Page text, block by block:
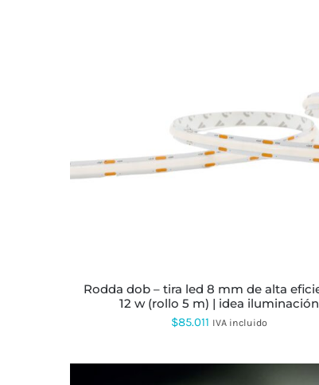
rodda dob – tira led 8 mm de alta eficiencia |
12 w (rollo 5 m) | idea iluminación
$85.011 IVA incluido